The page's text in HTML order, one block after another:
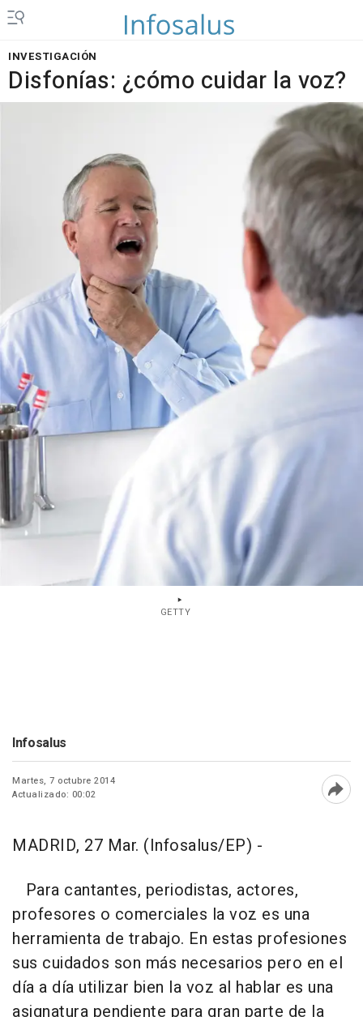
INVESTIGACIÓN
Disfonías: ¿cómo cuidar la voz?
GETTY
Infosalus
Martes, 7 octubre 2014
Actualizado: 00:02
MADRID, 27 Mar. (Infosalus/EP) -
Para cantantes, periodistas, actores,
profesores o comerciales la voz es una
herramienta de trabajo. En estas profesiones
sus cuidados son más necesarios pero en el
día a día utilizar bien la voz al hablar es una
asignatura pendiente para gran parte de la